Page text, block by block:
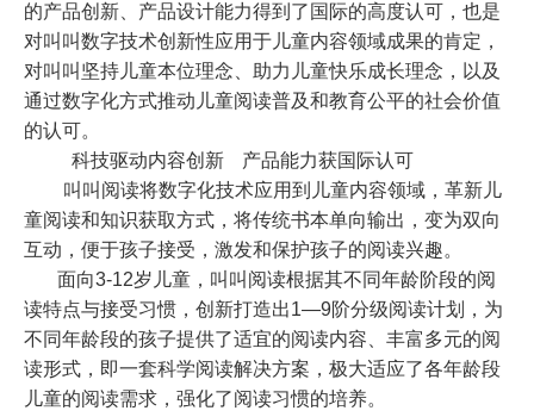
的产品创新、产品设计能力得到了国际的高度认可，也是
对叫叫数字技术创新性应用于儿童内容领域成果的肯定，
对叫叫坚持儿童本位理念、助力儿童快乐成长理念，以及
通过数字化方式推动儿童阅读普及和教育公平的社会价值
的认可。
科技驱动内容创新
产品能力获国际认可
叫叫阅读将数字化技术应用到儿童内容领域，革新儿
童阅读和知识获取方式，将传统书本单向输出，变为双向
互动，便于孩子接受，激发和保护孩子的阅读兴趣。
面向3-12岁儿童，叫叫阅读根据其不同年龄阶段的阅
读特点与接受习惯，创新打造出1—9阶分级阅读计划，为
不同年龄段的孩子提供了适宜的阅读内容、丰富多元的阅
读形式，即一套科学阅读解决方案，极大适应了各年龄段
儿童的阅读需求，强化了阅读习惯的培养。